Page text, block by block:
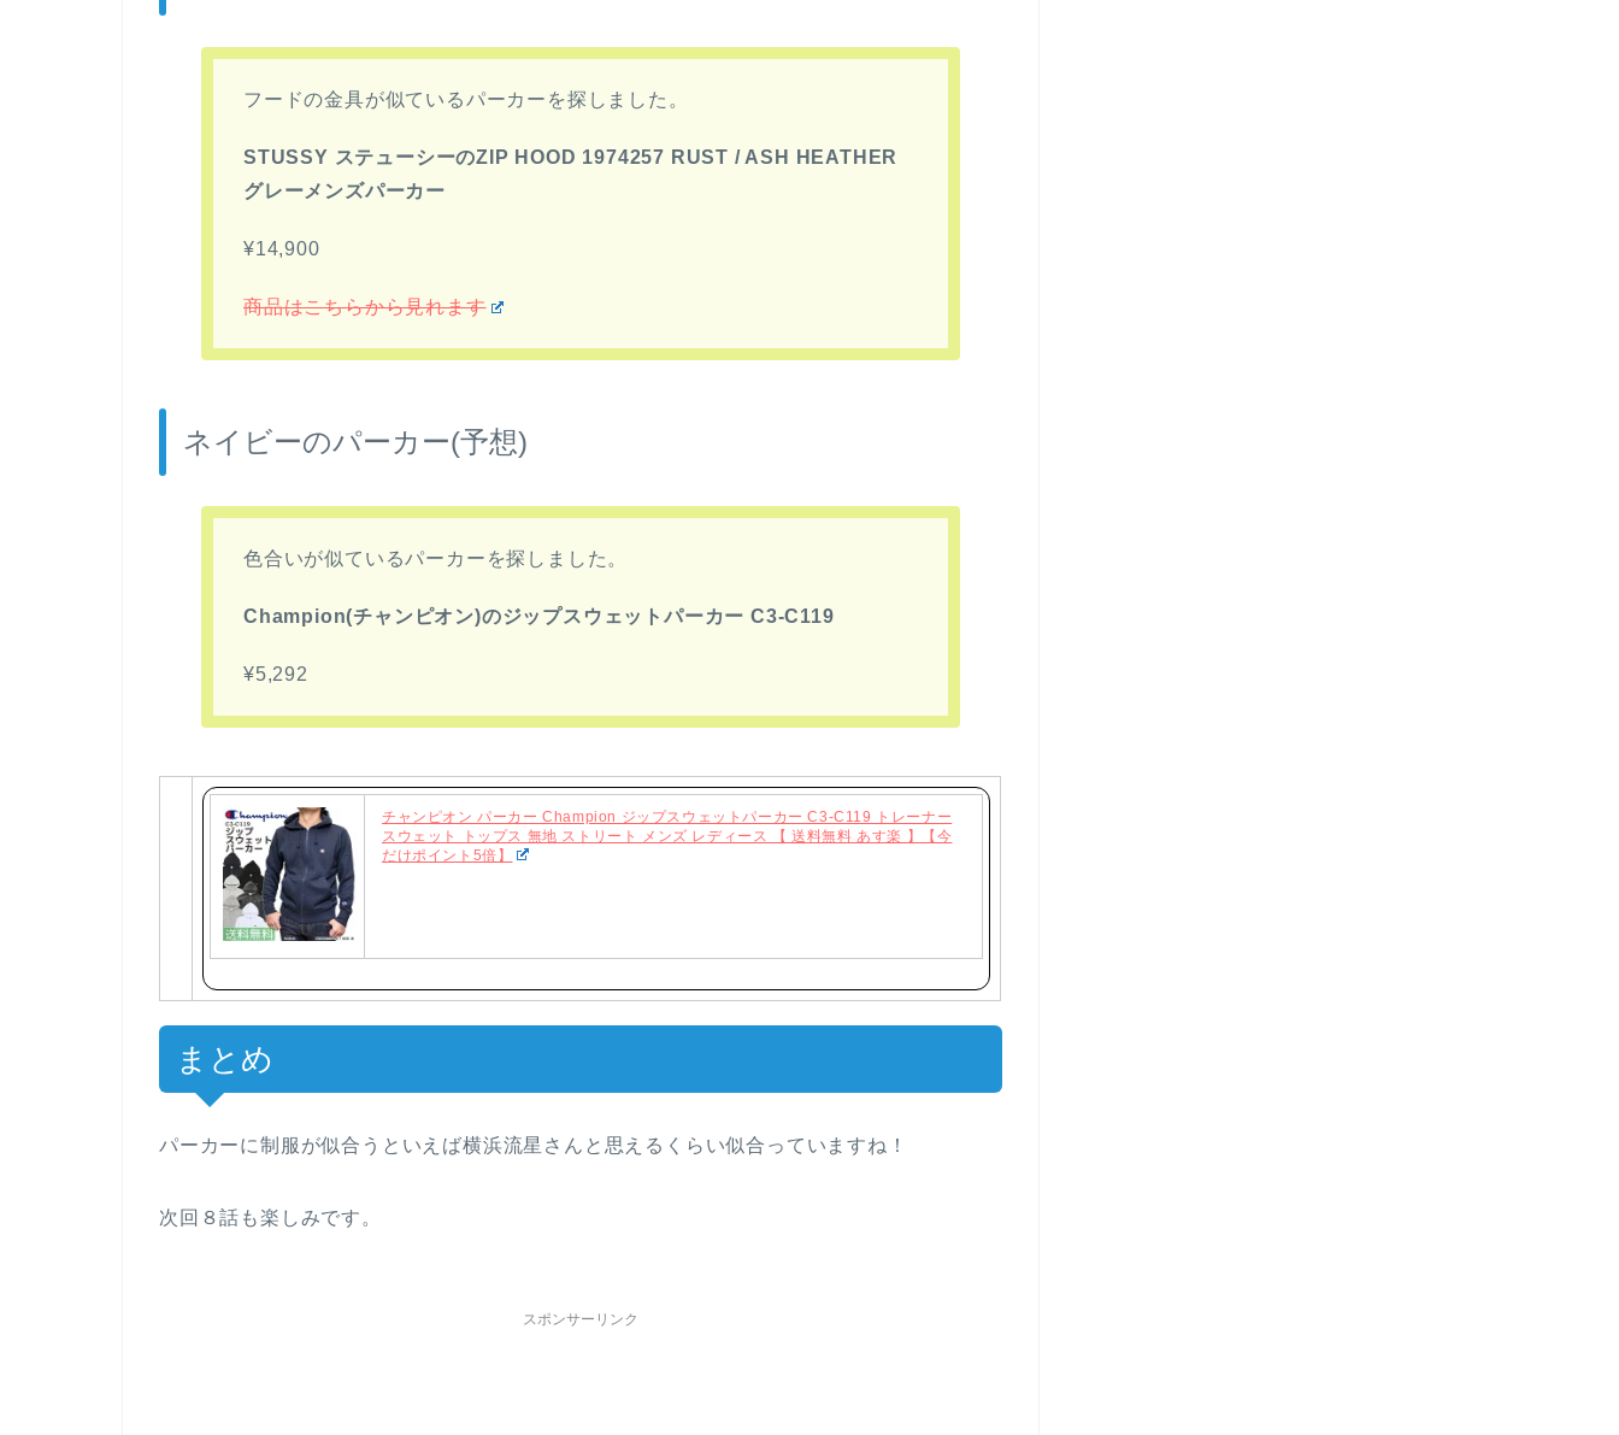
フードの金具が似ているパーカーを探しました。
STUSSY ステューシーのZIP HOOD 1974257 RUST / ASH HEATHER
グレーメンズパーカー
¥14,900
商品はこちらから見れます
ネイビーのパーカー(予想)
色合いが似ているパーカーを探しました。
Champion(チャンピオン)のジップスウェットパーカー C3-C119
¥5,292
チャンピオン パーカー Champion ジップスウェットパーカー C3-C119 トレーナー
スウェット トップス 無地 ストリート メンズ レディース 【 送料無料 あす楽 】【今
だけポイント5倍】
まとめ
パーカーに制服が似合うといえば横浜流星さんと思えるくらい似合っていますね！
次回８話も楽しみです。
スポンサーリンク